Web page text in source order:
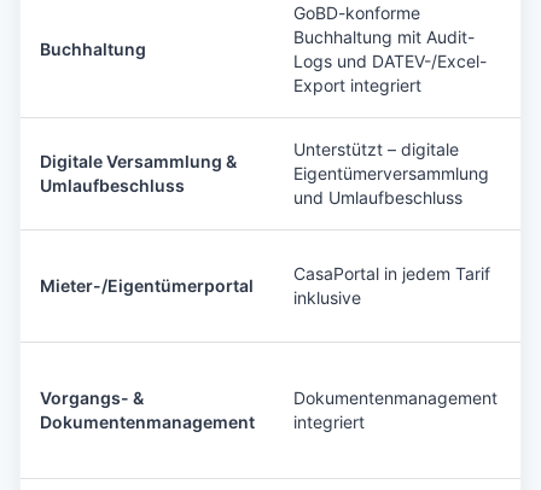
Buchhaltung
GoBD-konforme
Buchhaltung mit Audit-
Logs und DATEV-/Excel-
Export integriert
Digitale Versammlung &
Umlaufbeschluss
Unterstützt – digitale
Eigentümerversammlung
und Umlaufbeschluss
Mieter-/Eigentümerportal
CasaPortal in jedem Tarif
inklusive
Vorgangs- &
Dokumentenmanagement
Dokumentenmanagement
integriert